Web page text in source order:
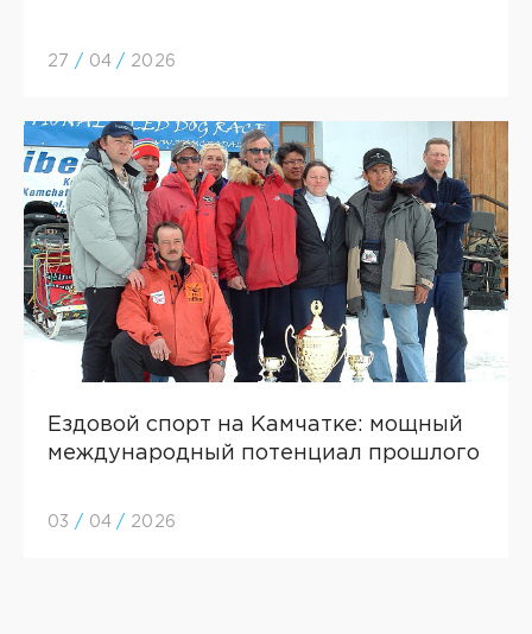
27 / 04 / 2026
Ездовой спорт на Камчатке: мощный
международный потенциал прошлого
03 / 04 / 2026